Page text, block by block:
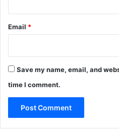
Email *
Save my name, email, and
time I comment.